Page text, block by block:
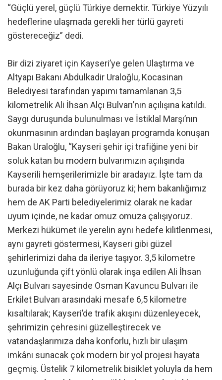
“Güçlü yerel, güçlü Türkiye demektir. Türkiye Yüzyılı
hedeflerine ulaşmada gerekli her türlü gayreti
göstereceğiz” dedi.
Bir dizi ziyaret için Kayseri’ye gelen Ulaştırma ve
Altyapı Bakanı Abdulkadir Uraloğlu, Kocasinan
Belediyesi tarafından yapımı tamamlanan 3,5
kilometrelik Ali İhsan Alçı Bulvarı’nın açılışına katıldı.
Saygı duruşunda bulunulması ve İstiklal Marşı’nın
okunmasının ardından başlayan programda konuşan
Bakan Uraloğlu, “Kayseri şehir içi trafiğine yeni bir
soluk katan bu modern bulvarımızın açılışında
Kayserili hemşerilerimizle bir aradayız. İşte tam da
burada bir kez daha görüyoruz ki; hem bakanlığımız
hem de AK Parti belediyelerimiz olarak ne kadar
uyum içinde, ne kadar omuz omuza çalışıyoruz.
Merkezi hükümet ile yerelin aynı hedefe kilitlenmesi,
aynı gayreti göstermesi, Kayseri gibi güzel
şehirlerimizi daha da ileriye taşıyor. 3,5 kilometre
uzunluğunda çift yönlü olarak inşa edilen Ali İhsan
Alçı Bulvarı sayesinde Osman Kavuncu Bulvarı ile
Erkilet Bulvarı arasındaki mesafe 6,5 kilometre
kısaltılarak; Kayseri’de trafik akışını düzenleyecek,
şehrimizin çehresini güzelleştirecek ve
vatandaşlarımıza daha konforlu, hızlı bir ulaşım
imkânı sunacak çok modern bir yol projesi hayata
geçmiş. Üstelik 7 kilometrelik bisiklet yoluyla da hem